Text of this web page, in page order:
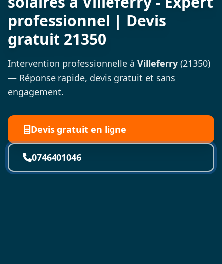
professionnel | Devis
gratuit 21350
Intervention professionnelle à Villeferry (21350)
— Réponse rapide, devis gratuit et sans
engagement.
Devis gratuit en ligne
0746401046